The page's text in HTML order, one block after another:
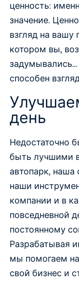
ценность:
значение.
взгляд на вашу
котором вы,
способен
день
Недостаточно
быть лучшими
автопарк,
наши
компании и в
повседневной
постоянному
Разрабатывая
мы помогаем
свой бизнес и